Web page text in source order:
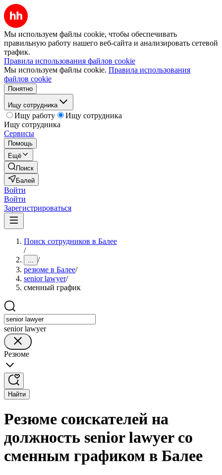
Мы используем файлы cookie, чтобы обеспечивать
правильную работу нашего веб-сайта и анализировать сетевой
трафик.
Правила использования файлов cookie
Мы используем файлы cookie. Правила использования
файлов cookie
Понятно
Ищу сотрудника
Ищу работу
Ищу сотрудника
Ищу сотрудника
Сервисы
Помощь
Ещё
Поиск
Балей
Войти
Войти
Зарегистрироваться
Поиск сотрудников в Балее
/
... /
резюме в Балее/
senior lawyer/
сменный график
senior lawyer
Резюме
Найти
Резюме соискателей на
должность senior lawyer со
сменным графиком в Балее